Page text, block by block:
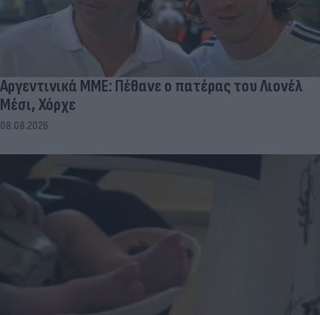
Αργεντινικά ΜΜΕ: Πέθανε ο πατέρας του Λιονέλ
Μέσι, Χόρχε
08.08.2026